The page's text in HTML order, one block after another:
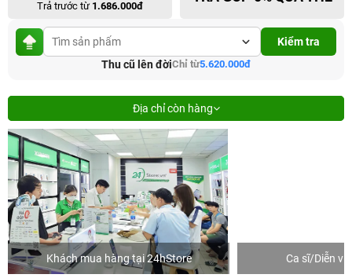
Trả trước từ 1.686.000đ
Kiểm tra
Thu cũ lên đờiChỉ từ5.620.000đ
Địa chỉ còn hàng
Khách mua hàng tại 24hStore Ca sĩ/Diễn